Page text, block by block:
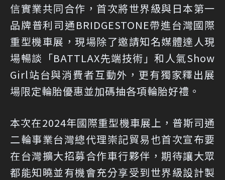
信實業共同合作，首次將世界級與日本第一
品牌普利司通BRIDGESTONE帶進台灣國際
重型機車展，現場除了邀請知名媒體達人現
場暢談「BATTLAX先端技術」和人氣Show
Girl站台與消費者互動外，更有獨家釋出展
場限定輪胎優惠並加碼抽各項輪胎好禮。
本次在2024年國際重型機車展上，普斯司通
二輪事業台灣總代理崇記貿易也首次宣布要
在台灣擴大招募合作車行夥伴，期待讓大眾
都能知曉並有機會充分享受到世界級設計製